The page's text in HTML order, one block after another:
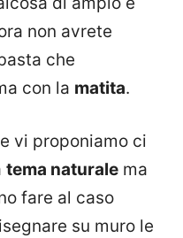
non avrete
che
con la matita.
vi proponiamo ci
tema naturale ma
fare al caso
su muro le